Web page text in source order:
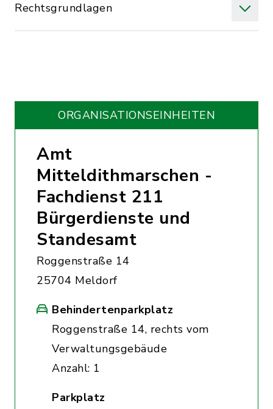
Rechtsgrundlagen
ORGANISATIONS­EINHEITEN
Amt
Mitteldithmarschen -
Fachdienst 211
Bürgerdienste und
Standesamt
Roggenstraße 14
25704 Meldorf
Behindertenparkplatz
Roggenstraße 14, rechts vom
Verwaltungsgebäude
Anzahl: 1
Parkplatz